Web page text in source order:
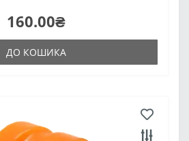
160.00₴
ДО КОШИКА